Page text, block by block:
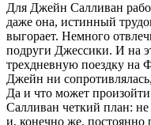
Для Джейн Салливан
даже она, истинный
выгорает. Немного
подруги Джессики. И на
трехдневную поездку на
Джейн ни
Да и что может
Салливан четкий план:
и, конечно же, постоянно